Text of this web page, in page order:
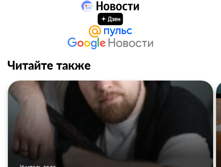
Читайте также